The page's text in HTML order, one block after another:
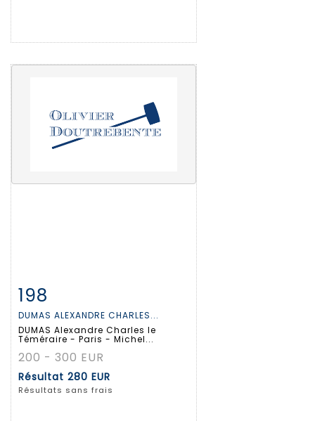
Fiche détaillée
198
DUMAS ALEXANDRE CHARLES...
DUMAS Alexandre Charles le
Téméraire - Paris - Michel...
200 - 300 EUR
Résultat 280 EUR
Résultats sans frais